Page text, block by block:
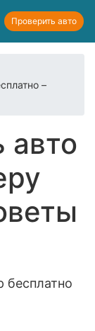
Проверить авто
–
авто